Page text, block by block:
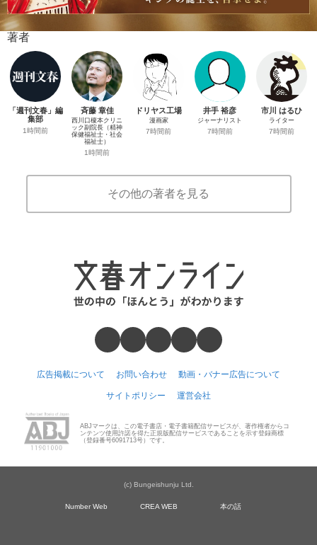
著者
「週刊文春」編
集部
1時間前
斉藤 章佳
西川口榎本クリニ
ック副院長（精神
保健福祉士・社会
福祉士）
1時間前
ドリヤス工場
漫画家
7時間前
井手 裕彦
ジャーナリスト
7時間前
市川 はるひ
ライター
7時間前
その他の著者を見る
広告掲載について お問い合わせ 動画・バナー広告について
サイトポリシー 運営会社
ABJマークは、この電子書店・電子書籍配信サービスが、著作権者からコ
ンテンツ使用許諾を得た正規版配信サービスであることを示す登録商標
（登録番号6091713号）です。
(c) Bungeishunju Ltd.
Number Web CREA WEB 本の話